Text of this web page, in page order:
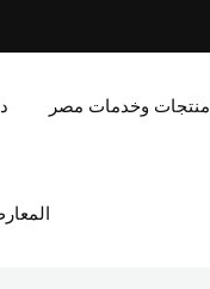
منتجات وخدمات مصر